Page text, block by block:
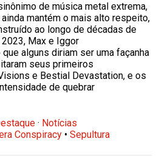
de música metal extrema,
mantém o mais alto respeito,
ao longo de décadas de
Max e Iggor
que alguns diriam ser uma façanha
seus primeiros
e Bestial Devastation, e os
de quebrar
· Notícias
Conspiracy •Sepultura